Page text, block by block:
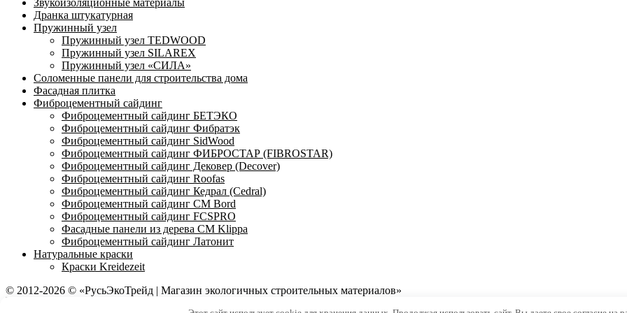
Звукоизоляционные материалы
Дранка штукатурная
Пружинный узел
Пружинный узел TEDWOOD
Пружинный узел SILAREX
Пружинный узел «СИЛА»
Соломенные панели для строительства дома
Фасадная плитка
Фиброцементный сайдинг
Фиброцементный сайдинг БЕТЭКО
Фиброцементный сайдинг Фибратэк
Фиброцементный сайдинг SidWood
Фиброцементный сайдинг ФИБРОСТАР (FIBROSTAR)
Фиброцементный сайдинг Дековер (Decover)
Фиброцементный сайдинг Roofas
Фиброцементный сайдинг Кедрал (Cedral)
Фиброцементный сайдинг CM Bord
Фиброцементный сайдинг FCSPRO
Фасадные панели из дерева CM Klippa
Фиброцементный сайдинг Латонит
Натуральные краски
Краски Kreidezeit
© 2012-2026 © «РусьЭкоТрейд | Магазин экологичных строительных материалов»